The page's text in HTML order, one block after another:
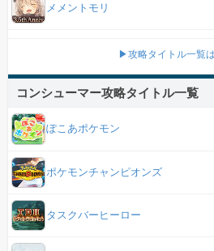
メメントモリ
▶攻略タイトル一覧
コンシューマー攻略タイトル一覧
ぽこあポケモン
ポケモンチャンピオンズ
タスクバーヒーロー